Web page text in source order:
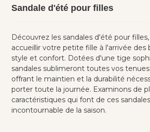
Sandale d'été pour filles
Découvrez les sandales d'été pour
accueillir votre petite fille à l'arrivée des
style et confort. Dotées d'une tige
sandales sublimeront toutes vos
offrant le maintien et la durabilité
porter toute la journée. Examinons de
caractéristiques qui font de ces
incontournable de la saison.